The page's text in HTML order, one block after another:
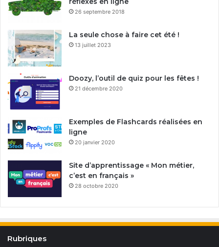
26 septembre 2018
La seule chose à faire cet été !
13 juillet 2023
Doozy, l’outil de quiz pour les fêtes !
21 décembre 2020
Exemples de Flashcards réalisées en
ligne
20 janvier 2020
Site d’apprentissage « Mon métier,
c’est en français »
28 octobre 2020
Rubriques